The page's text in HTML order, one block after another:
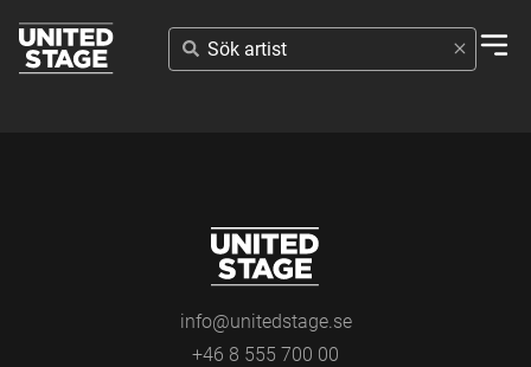
SÖK
ARTIST
info@unitedstage.se
+46 8 555 700 00